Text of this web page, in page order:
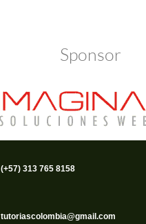
Sponsor
(+57) 313 765 8158
tutoriascolombia@gmail.com